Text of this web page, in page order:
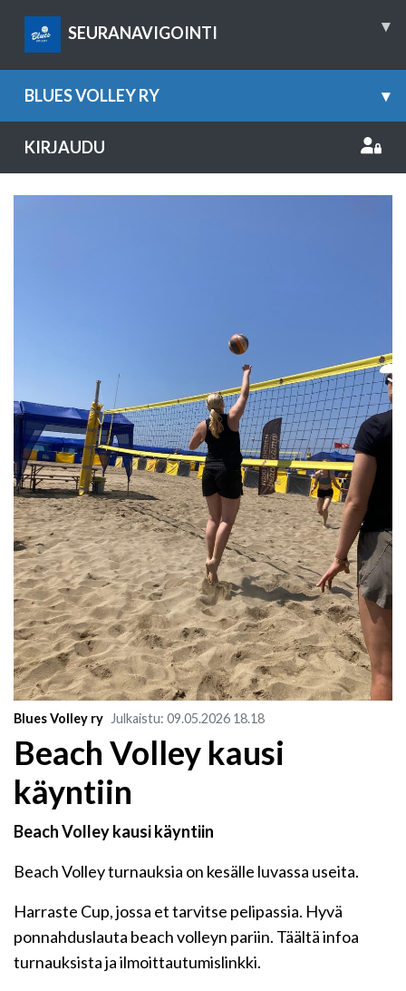
SEURANAVIGOINTI ▾
BLUES VOLLEY RY ▾
KIRJAUDU
Blues Volley ry Julkaistu: 09.05.2026 18.18
Beach Volley kausi
käyntiin
Beach Volley kausi käyntiin
Beach Volley turnauksia on kesälle luvassa useita.
Harraste Cup, jossa et tarvitse pelipassia. Hyvä
ponnahduslauta beach volleyn pariin. Täältä infoa
turnauksista ja ilmoittautumislinkki.